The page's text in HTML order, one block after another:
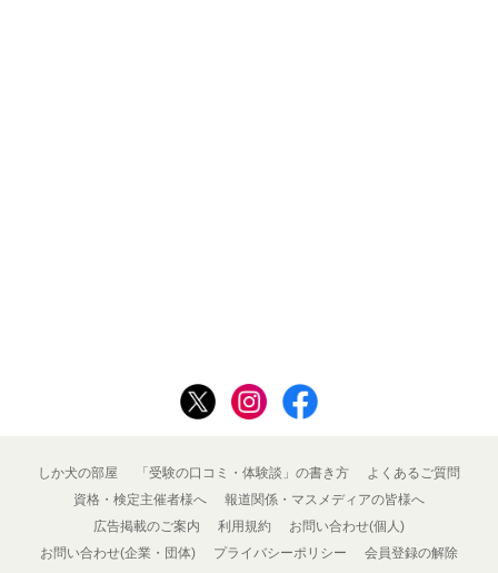
しか犬の部屋 「受験の口コミ・体験談」の書き方
よくあるご質問
資格・検定主催者様へ
報道関係・マスメディアの皆様へ
広告掲載のご案内
利用規約
お問い合わせ(個人)
お問い合わせ(企業・団体)
プライバシーポリシー
会員登録の解除